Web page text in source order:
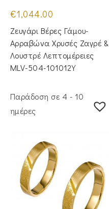
€1,044.00
Ζευγάρι Βέρες Γάμου-
Αρραβώνα Χρυσές Ζαγρέ &
Λουστρέ Λεπτομέρειες
MLV-504-101012Y
Παράδοση σε 4 - 10
ημέρες